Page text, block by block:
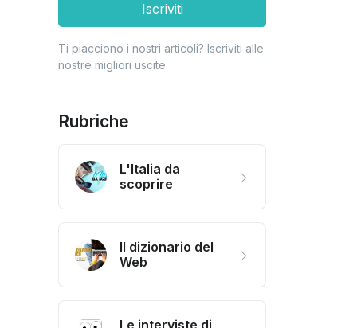
Iscriviti
Ti piacciono i nostri articoli? Iscriviti alle
nostre migliori uscite.
Rubriche
L'Italia da
scoprire
Il dizionario del
Web